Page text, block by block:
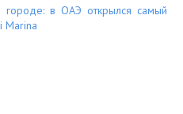
в ОАЭ открылся самый
Marina